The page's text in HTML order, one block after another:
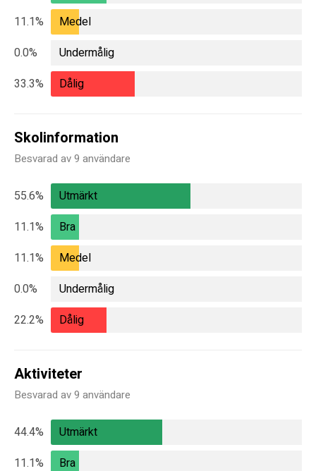
11.1%
Medel
0.0%
Undermålig
33.3%
Dålig
Skolinformation
Besvarad av 9 användare
55.6%
Utmärkt
11.1%
Bra
11.1%
Medel
0.0%
Undermålig
22.2%
Dålig
Aktiviteter
Besvarad av 9 användare
44.4%
Utmärkt
11.1%
Bra